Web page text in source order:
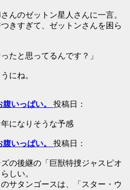
んのゼットン星人さんに一言。
きすぎて、ゼットンさんを困ら
たと思ってるんです？」
にね。
いっぱい。 投稿日：
になりそうな予感
いっぱい。 投稿日：
の後継の「巨獣特捜ジャスピオ
しい。
サタンゴースは、「スター・ウ